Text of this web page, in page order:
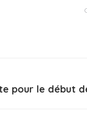
pour le début